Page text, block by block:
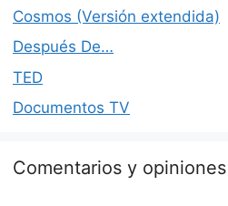
Cosmos (Versión extendida)
Después De…
TED
Documentos TV
Comentarios y opiniones